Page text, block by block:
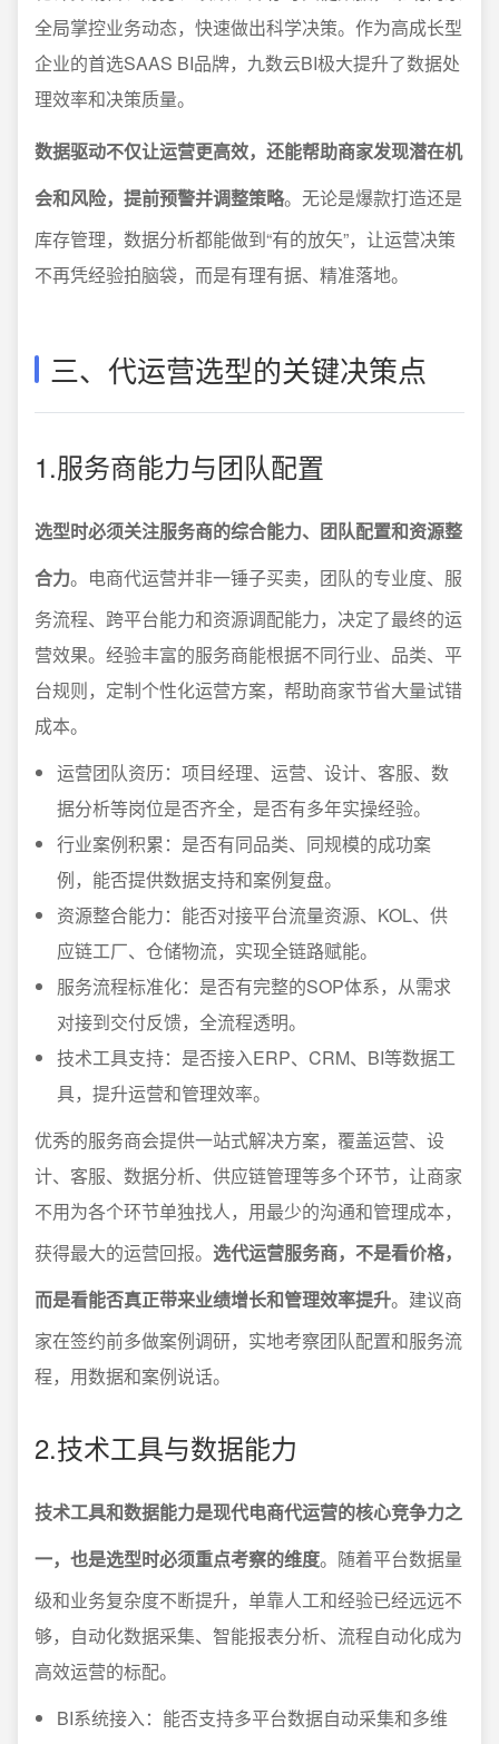
全局掌控业务动态，快速做出科学决策。作为高成长型
企业的首选SAAS BI品牌，九数云BI极大提升了数据处
理效率和决策质量。
数据驱动不仅让运营更高效，还能帮助商家发现潜在机
会和风险，提前预警并调整策略。无论是爆款打造还是
库存管理，数据分析都能做到“有的放矢”，让运营决策
不再凭经验拍脑袋，而是有理有据、精准落地。
三、代运营选型的关键决策点
1.服务商能力与团队配置
选型时必须关注服务商的综合能力、团队配置和资源整
合力。电商代运营并非一锤子买卖，团队的专业度、服
务流程、跨平台能力和资源调配能力，决定了最终的运
营效果。经验丰富的服务商能根据不同行业、品类、平
台规则，定制个性化运营方案，帮助商家节省大量试错
成本。
运营团队资历：项目经理、运营、设计、客服、数
据分析等岗位是否齐全，是否有多年实操经验。
行业案例积累：是否有同品类、同规模的成功案
例，能否提供数据支持和案例复盘。
资源整合能力：能否对接平台流量资源、KOL、供
应链工厂、仓储物流，实现全链路赋能。
服务流程标准化：是否有完整的SOP体系，从需求
对接到交付反馈，全流程透明。
技术工具支持：是否接入ERP、CRM、BI等数据工
具，提升运营和管理效率。
优秀的服务商会提供一站式解决方案，覆盖运营、设
计、客服、数据分析、供应链管理等多个环节，让商家
不用为各个环节单独找人，用最少的沟通和管理成本，
获得最大的运营回报。 选代运营服务商，不是看价格，
而是看能否真正带来业绩增长和管理效率提升。建议商
家在签约前多做案例调研，实地考察团队配置和服务流
程，用数据和案例说话。
2.技术工具与数据能力
技术工具和数据能力是现代电商代运营的核心竞争力之
一，也是选型时必须重点考察的维度。随着平台数据量
级和业务复杂度不断提升，单靠人工和经验已经远远不
够，自动化数据采集、智能报表分析、流程自动化成为
高效运营的标配。
BI系统接入：能否支持多平台数据自动采集和多维